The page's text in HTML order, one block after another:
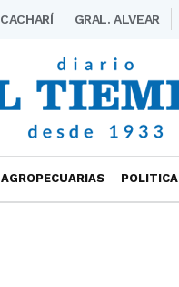
CACHARÍ GRAL. ALVEAR
AGROPECUARIAS POLITICA